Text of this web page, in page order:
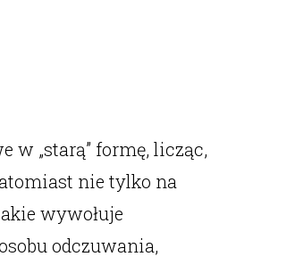
w „starą” formę, licząc,
nie tylko na
wywołuje
odczuwania,